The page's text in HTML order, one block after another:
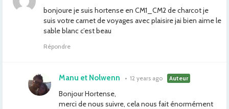
bonjoure je suis hortense en CM1_CM2 de charcot je
suis votre carnet de voyages avec plaisire jai bien aime le
sable blanc c’est beau
Répondre
Manu et Nolwenn • 12 years ago Auteur
Bonjour Hortense,
merci de nous suivre, cela nous fait énormément